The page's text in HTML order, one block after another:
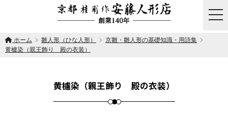
ホーム 雛人形（ひな人形）
京雛・雛人形の基礎知識・用語集
黄櫨染（親王飾り 殿の衣装）
黄櫨染（親王飾り 殿の衣装）